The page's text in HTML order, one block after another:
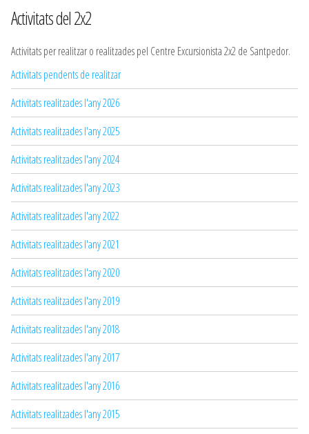
Activitats del 2x2
Activitats per realitzar o realitzades pel Centre Excursionista 2x2 de Santpedor.
Activitats pendents de realitzar
Activitats realitzades l'any 2026
Activitats realitzades l'any 2025
Activitats realitzades l'any 2024
Activitats realitzades l'any 2023
Activitats realitzades l'any 2022
Activitats realitzades l'any 2021
Activitats realitzades l'any 2020
Activitats realitzades l'any 2019
Activitats realitzades l'any 2018
Activitats realitzades l'any 2017
Activitats realitzades l'any 2016
Activitats realitzades l'any 2015